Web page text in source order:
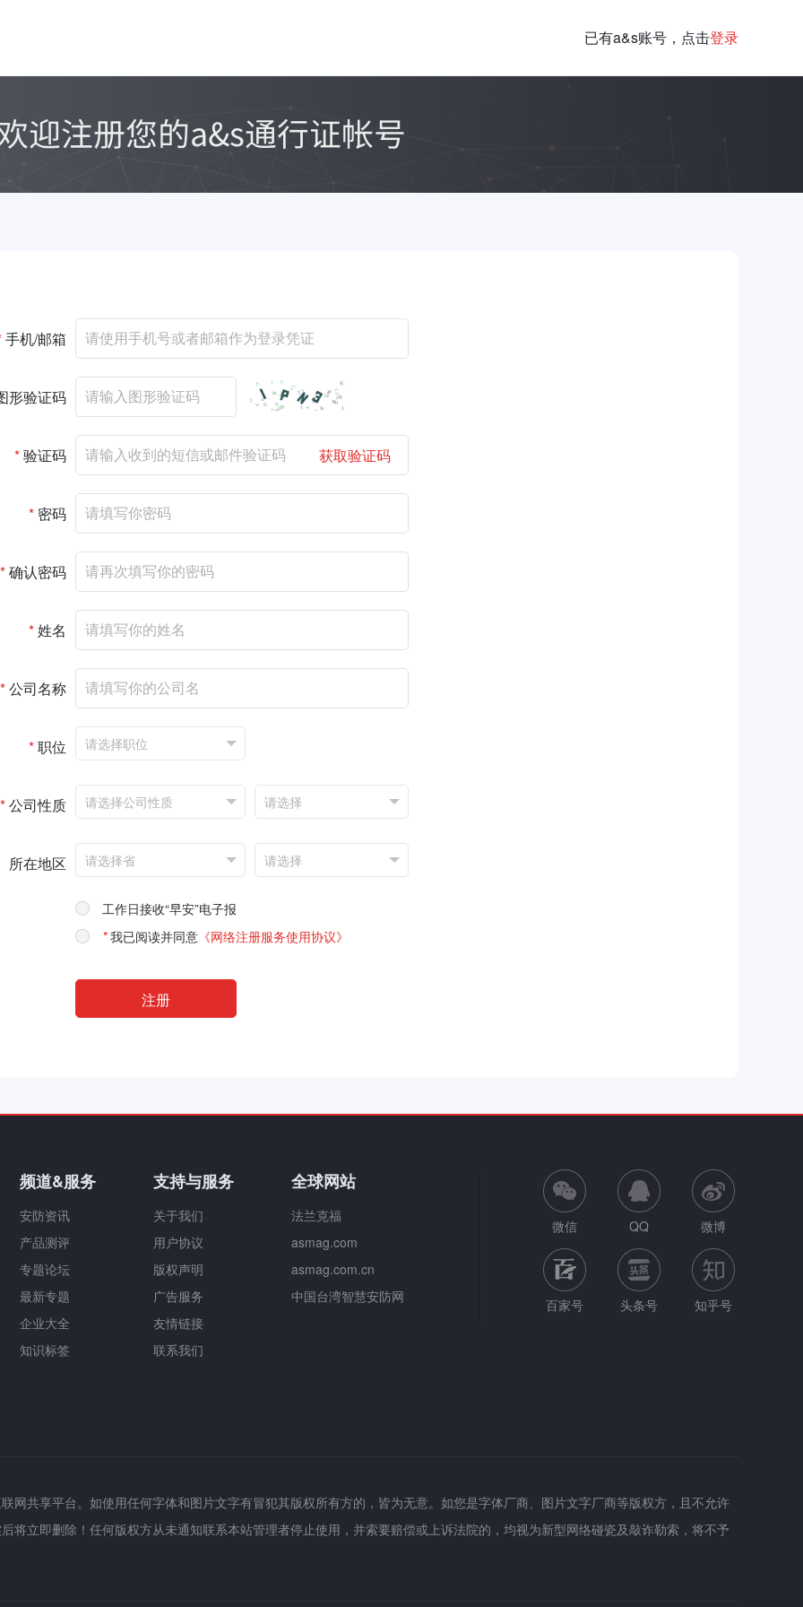
已有a&s账号，点击登录
手机/邮箱
形验证码
*验证码 获取验证码
* 密码
*确认密码
*姓名
*公司名称
*职位
*公司性质
所在地区
工作日接收“早安”电子报
*我已阅读并同意 《网络注册服务使用协议》
频道&服务
安防资讯
产品测评
专题论坛
最新专题
企业大全
知识标签
支持与服务
关于我们
用户协议
版权声明
广告服务
友情链接
联系我们
全球网站
法兰克福
asmag.com
asmag.com.cn
中国台湾智慧安防网
微信 QQ 微博
百家号 头条号 知乎号
网共享平台。如使用任何字体和图片文字有冒犯其版权所有方的，皆为无意。如您是字体厂商、图片文字厂商等版权方，且不允许
将立即删除！任何版权方从未通知联系本站管理者停止使用，并索要赔偿或上诉法院的，均视为新型网络碰瓷及敲诈勒索，将不予